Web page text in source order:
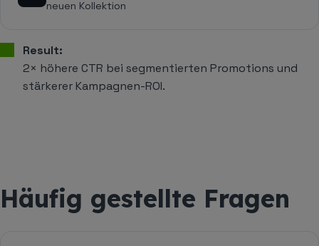
neuen Kollektion
Result:
2× höhere CTR bei segmentierten Promotions und
stärkerer Kampagnen-ROI.
Häufig gestellte Fragen